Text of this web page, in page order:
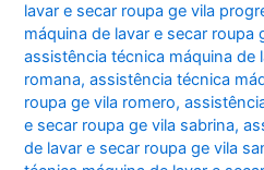
lavar e secar roupa ge vila
máquina de lavar e secar roupa
assistência técnica máquina de
romana,assistência técnica
roupa ge vila romero,
e secar roupa ge vila sabrina,
de lavar e secar roupa ge vila